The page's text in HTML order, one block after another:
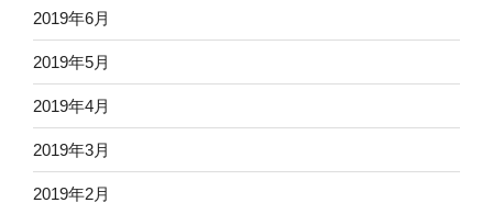
2019年6月
2019年5月
2019年4月
2019年3月
2019年2月